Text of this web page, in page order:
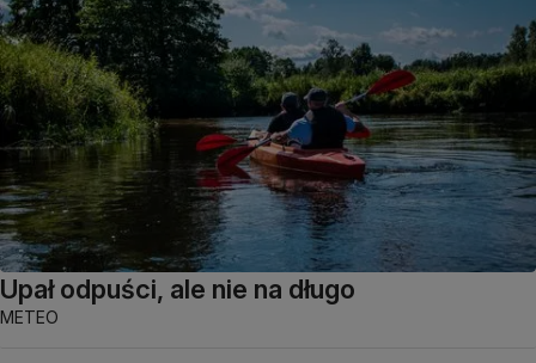
Upał odpuści, ale nie na długo
METEO